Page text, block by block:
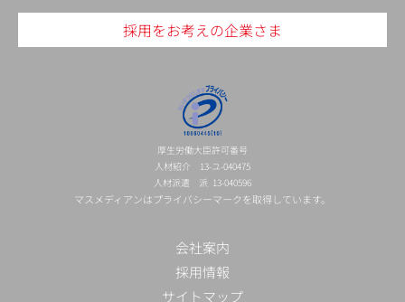
採用をお考えの企業さま
厚生労働大臣許可番号
人材紹介 13-ユ-040475
人材派遣 派 13-040596
マスメディアンはプライバシーマークを取得しています。
会社案内
採用情報
サイトマップ